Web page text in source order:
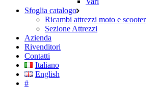
Sfoglia catalogo
Ricambi attrezzi moto e scooter
Sezione Attrezzi
Azienda
Rivenditori
Contatti
Italiano
English
#